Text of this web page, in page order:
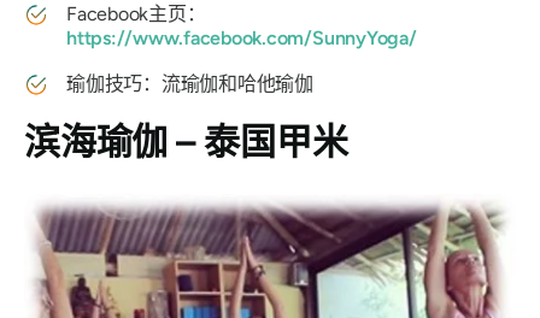
Facebook主页：
https://www.facebook.com/SunnyYoga/
瑜伽技巧：流瑜伽和哈他瑜伽
滨海瑜伽 – 泰国甲米